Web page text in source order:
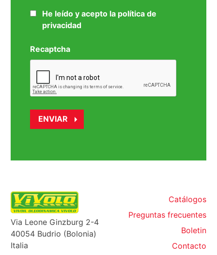
He leído y acepto la política de
privacidad
Recaptcha
Via Leone Ginzburg 2-4
40054 Budrio (Bolonia)
Italia
Catálogos
Preguntas frecuentes
Boletin
Contacto